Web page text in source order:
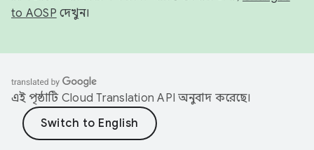
to AOSP দেখুন।
এই পৃষ্ঠাটি Cloud Translation API অনুবাদ করেছে।